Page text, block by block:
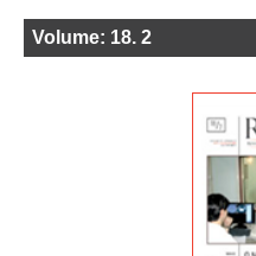
Volume: 18. 2